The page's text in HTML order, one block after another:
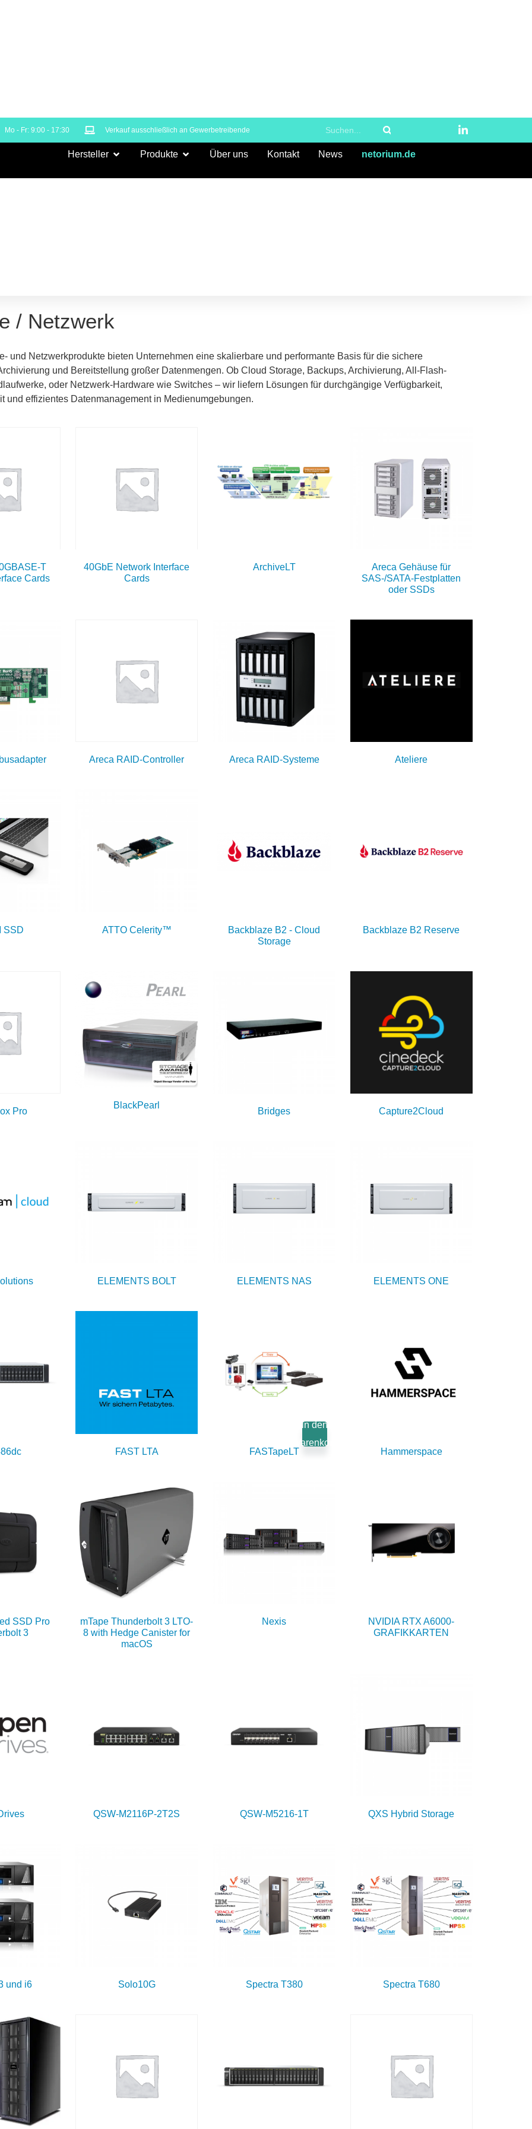
Mo - Fr: 9:00 - 17:30 Verkauf ausschließlich an Gewerbetreibende
Hersteller Produkte Über uns Kontakt News netorium.de
/ Netzwerk
und Netzwerkprodukte bieten Unternehmen eine skalierbare und performante Basis für die sichere
und Bereitstellung großer Datenmengen. Ob Cloud Storage, Backups, Archivierung, All-Flash-
oder Netzwerk-Hardware wie Switches – wir liefern Lösungen für durchgängige Verfügbarkeit,
und effizientes Datenmanagement in Medienumgebungen.
T
Cards
40GbE Network Interface
Cards
ArchiveLT
Areca Gehäuse für
SAS-/SATA-Festplatten
oder SSDs
Areca RAID-Controller Areca RAID-Systeme Ateliere
SSD ATTO Celerity™
Backblaze B2 - Cloud
Storage
Backblaze B2 Reserve
Pro
BlackPearl
Bridges Capture2Cloud
ELEMENTS BOLT ELEMENTS NAS ELEMENTS ONE
FAST LTA
in den
Warenkorb
FASTapeLT
Hammerspace
SSD Pro
3
mTape Thunderbolt 3 LTO-
8 with Hedge Canister for
macOS
Nexis
NVIDIA RTX A6000-
GRAFIKKARTEN
QSW-M2116P-2T2S QSW-M5216-1T QXS Hybrid Storage
und i6 Solo10G Spectra T380 Spectra T680